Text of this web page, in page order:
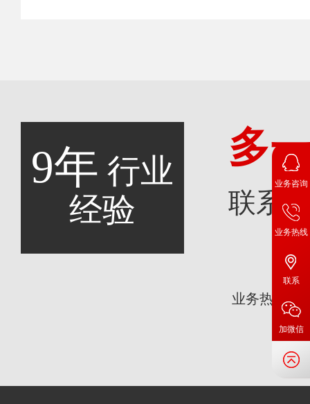
9年 行业
经验
多
联系
业务热线：
业务咨询
业务热线
联系
加微信